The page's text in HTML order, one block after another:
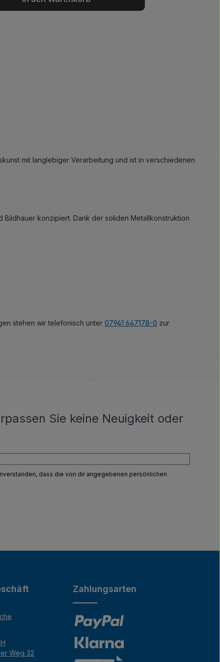
mit langlebiger Verarbeitung und ist in verschiedenen
konzipiert. Dank der soliden Metallkonstruktion
stehen wir telefonisch unter 07941 647178-0 zur
Sie keine Neuigkeit oder
dass die von dir angegebenen persönlichen
Weg 32
Zahlungsarten